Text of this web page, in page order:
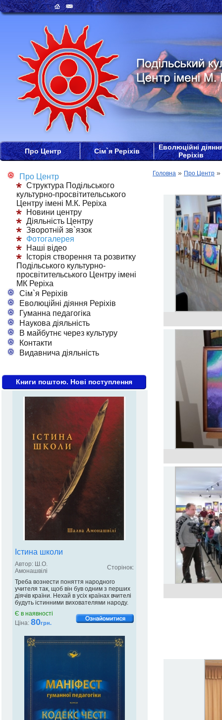
Про Центр Сім`я Реріхів
Еволюційні
Реріхів
Про Центр
Структура Подільського
культурно-просвітительського
Центру імені М.К. Реріха
Новини центру
Діяльність Центру
Зворотній зв`язок
Фотогалерея
Наші відео
Історія створення та розвитку
Подільського культурно-
просвітительського Центру імені
МК Реріха
Сім`я Реріхів
Еволюційні діяння Реріхів
Гуманна педагогіка
Наукова діяльність
В майбутнє через культуру
Контакти
Видавнича діяльність
Книги поштою. Нові поступлення
Істина школи
Автор: Ш.О.
Амонашвілі
Сторінок:
Треба вознести поняття народного
учителя так, щоб він був одним з перших
діячів країни. Нехай в усіх країнах вчителі
будуть істинними вихователями народу.
Є в наявності
Ціна: 80грн.
Головна » Про Центр »